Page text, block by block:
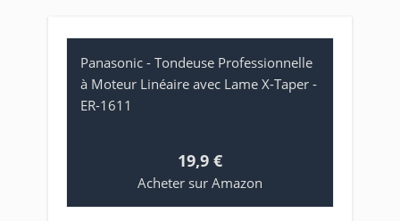
Panasonic - Tondeuse Professionnelle
à Moteur Linéaire avec Lame X-Taper -
ER-1611
19,9 €
Acheter sur Amazon